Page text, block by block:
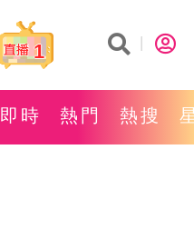
1
即時 熱門 熱搜